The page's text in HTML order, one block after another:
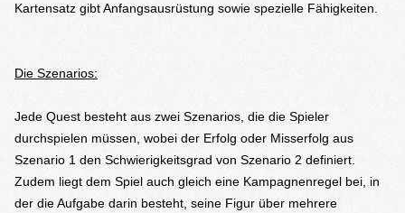
Kartensatz gibt Anfangsausrüstung sowie spezielle Fähigkeiten.
Die Szenarios:
Jede Quest besteht aus zwei Szenarios, die die Spieler
durchspielen müssen, wobei der Erfolg oder Misserfolg aus
Szenario 1 den Schwierigkeitsgrad von Szenario 2 definiert.
Zudem liegt dem Spiel auch gleich eine Kampagnenregel bei, in
der die Aufgabe darin besteht, seine Figur über mehrere